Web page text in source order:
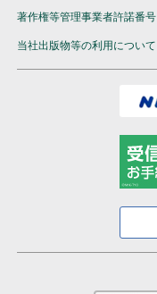
著作権等管理事業者許諾番号
当社出版物等の利用について